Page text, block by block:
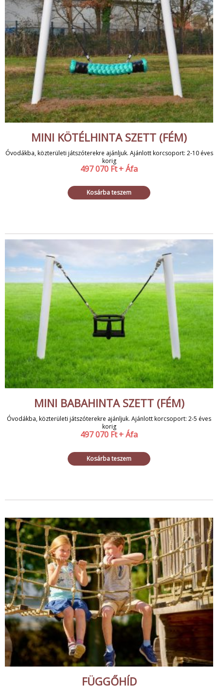
MINI KÖTÉLHINTA SZETT (FÉM)
Óvodákba, közterületi játszóterekre ajánljuk. Ajánlott korcsoport: 2-10 éves
korig
497 070 Ft+ Áfa
Kosárba teszem
MINI BABAHINTA SZETT (FÉM)
Óvodákba, közterületi játszóterekre ajánljuk. Ajánlott korcsoport: 2-5 éves
korig
497 070 Ft+ Áfa
Kosárba teszem
FÜGGŐHÍD